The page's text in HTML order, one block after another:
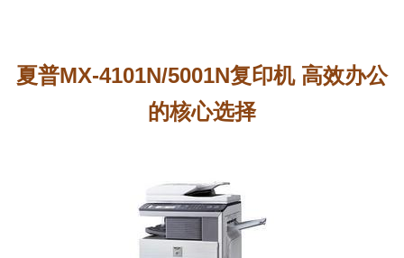
夏普MX-4101N/5001N复印机 高效办公
的核心选择